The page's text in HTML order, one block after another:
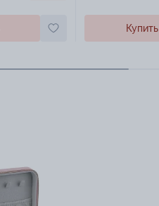
Купить